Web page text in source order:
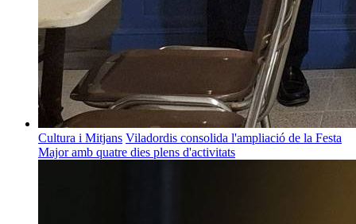
Cultura i Mitjans Viladordis consolida l'ampliació de la Festa
Major amb quatre dies plens d'activitats